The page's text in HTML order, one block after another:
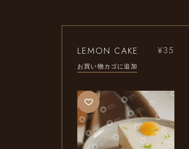
LEMON CAKE ¥35
お買い物カゴに追加